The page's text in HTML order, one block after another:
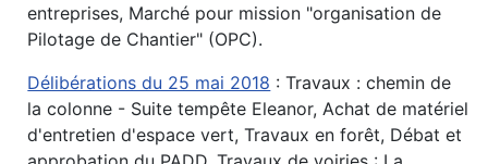
entreprises, Marché pour mission "organisation de
Pilotage de Chantier" (OPC).
Délibérations du 25 mai 2018 : Travaux : chemin de
la colonne - Suite tempête Eleanor, Achat de matériel
d'entretien d'espace vert, Travaux en forêt, Débat et